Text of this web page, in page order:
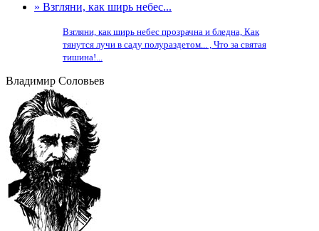
» Взгляни, как ширь небес...
Взгляни, как ширь небес прозрачна и бледна, Как
тянутся лучи в саду полураздетом... , Что за святая
тишина!...
Владимир Соловьев